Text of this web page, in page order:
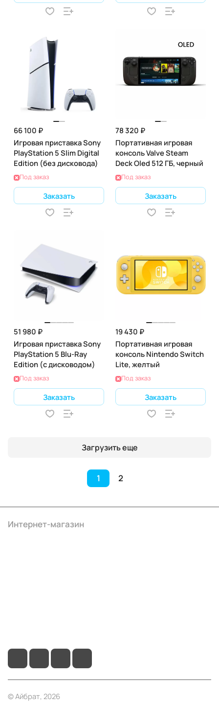
66 100 ₽
Игровая приставка Sony
PlayStation 5 Slim Digital
Edition (без дисковода)
Под заказ
Заказать
78 320 ₽
Портативная игровая
консоль Valve Steam
Deck Oled 512 ГБ, черный
Под заказ
Заказать
51 980 ₽
Игровая приставка Sony
PlayStation 5 Blu-Ray
Edition (с дисководом)
Под заказ
Заказать
19 430 ₽
Портативная игровая
консоль Nintendo Switch
Lite, желтый
Под заказ
Заказать
Загрузить еще
1 2
Интернет-магазин
© Айбрат, 2026